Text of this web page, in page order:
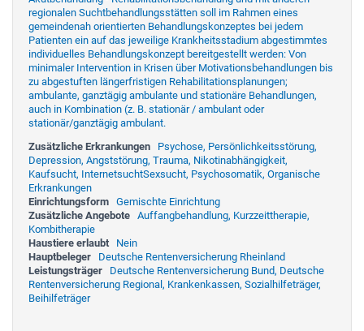
regionalen Suchtbehandlungsstätten soll im Rahmen eines
gemeindenah orientierten Behandlungskonzeptes bei jedem
Patienten ein auf das jeweilige Krankheitsstadium abgestimmtes
individuelles Behandlungskonzept bereitgestellt werden: Von
minimaler Intervention in Krisen über Motivationsbehandlungen bis
zu abgestuften längerfristigen Rehabilitationsplanungen;
ambulante, ganztägig ambulante und stationäre Behandlungen,
auch in Kombination (z. B. stationär / ambulant oder
stationär/ganztägig ambulant.
Zusätzliche Erkrankungen
Psychose, Persönlichkeitsstörung,
Depression, Angststörung, Trauma, Nikotinabhängigkeit,
Kaufsucht, InternetsuchtSexsucht, Psychosomatik, Organische
Erkrankungen
Einrichtungsform Gemischte Einrichtung
Zusätzliche Angebote Auffangbehandlung, Kurzzeittherapie,
Kombitherapie
Haustiere erlaubt
Nein
Hauptbeleger
Deutsche Rentenversicherung Rheinland
Leistungsträger
Deutsche Rentenversicherung Bund, Deutsche
Rentenversicherung Regional, Krankenkassen, Sozialhilfeträger,
Beihilfeträger